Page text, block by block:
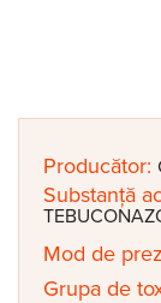
Producător:
Substanță
Mod de
Grupa de